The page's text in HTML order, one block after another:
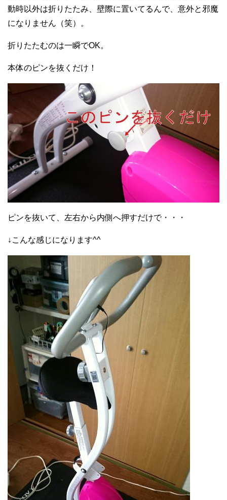
動時以外は折りたたみ、壁際に置いてるんで、意外と邪魔
になりません（笑）。
折りたたむのは一瞬でOK。
本体のピンを抜くだけ！
ピンを抜いて、左右から内側へ押すだけで・・・
↓こんな感じになります^^